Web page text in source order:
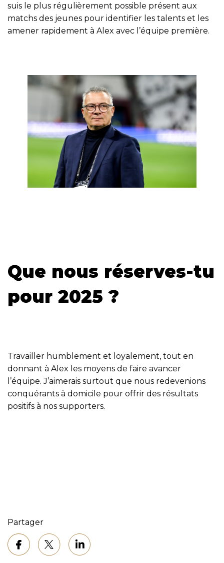
suis le plus régulièrement possible présent aux
matchs des jeunes pour identifier les talents et les
amener rapidement à Alex avec l’équipe première.
Que nous réserves-tu
pour 2025 ?
Travailler humblement et loyalement, tout en
donnant à Alex les moyens de faire avancer
l’équipe. J’aimerais surtout que nous redevenions
conquérants à domicile pour offrir des résultats
positifs à nos supporters.
Partager